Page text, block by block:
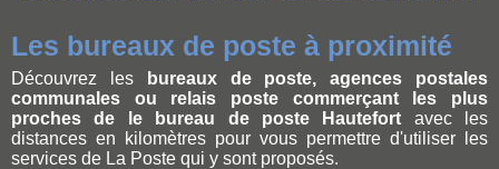
Les bureaux de poste à proximité
Découvrez les
bureaux de poste, agences postales
communales ou relais poste commerçant les plus
proches de le bureau de poste Hautefort avec les
distances en kilomètres pour vous permettre d'utiliser les
services de La Poste qui y sont proposés.